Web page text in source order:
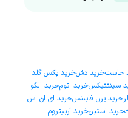
جاستخرید دشخرید پکس گلد
سینتتیکسخرید اتومخرید الگو
خرید یرن فایننسخرید ای ان اس
خرید استپنخرید آربیتروم